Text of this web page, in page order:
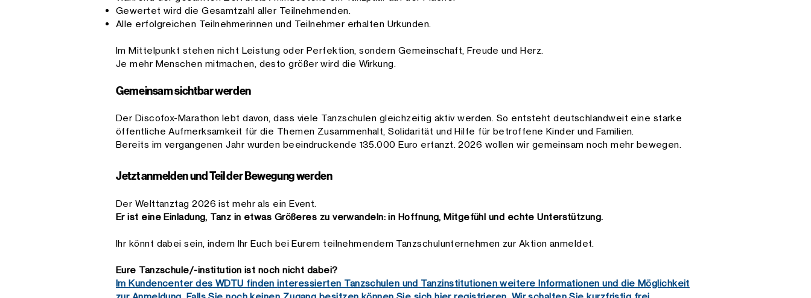
Gewertet wird die Gesamtzahl aller Teilnehmenden.
Alle erfolgreichen Teilnehmerinnen und Teilnehmer erhalten Urkunden.
Im Mittelpunkt stehen nicht Leistung oder Perfektion, sondern Gemeinschaft, Freude und Herz.
Je mehr Menschen mitmachen, desto größer wird die Wirkung.
Gemeinsam sichtbar werden
Der Discofox-Marathon lebt davon, dass viele Tanzschulen gleichzeitig aktiv werden. So entsteht deutschlandweit eine starke
öffentliche Aufmerksamkeit für die Themen Zusammenhalt, Solidarität und Hilfe für betroffene Kinder und Familien.
Bereits im vergangenen Jahr wurden beeindruckende 135.000 Euro ertanzt. 2026 wollen wir gemeinsam noch mehr bewegen.
Jetzt anmelden und Teil der Bewegung werden
Der Welttanztag 2026 ist mehr als ein Event.
Er ist eine Einladung, Tanz in etwas Größeres zu verwandeln: in Hoffnung, Mitgefühl und echte Unterstützung.
Ihr könnt dabei sein, indem Ihr Euch bei Eurem teilnehmendem Tanzschulunternehmen zur Aktion anmeldet.
Eure Tanzschule/-institution ist noch nicht dabei?
Im Kundencenter des WDTU findeninteressierten Tanzschulen und Tanzinstitutionenweitere Informationen und die Möglichkeit